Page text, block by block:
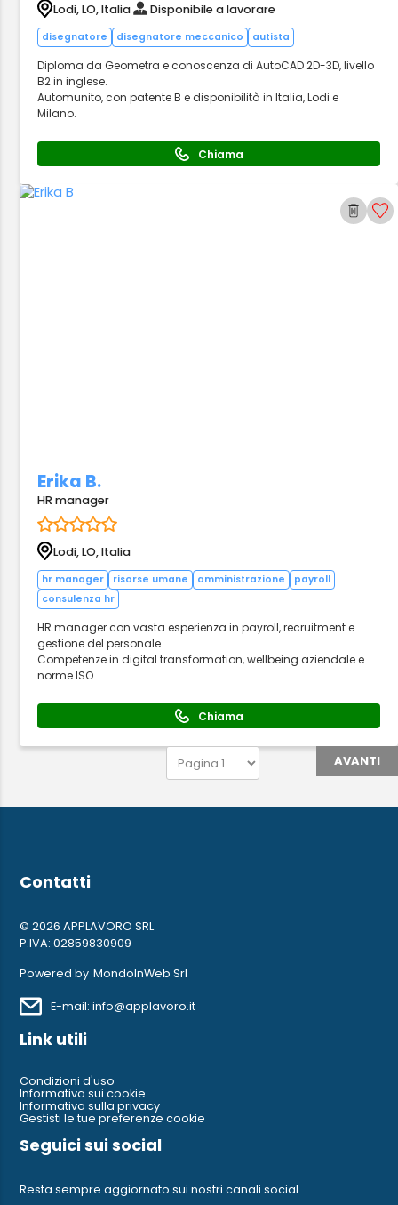
Lodi, LO, Italia Disponibile a lavorare
disegnatore disegnatore meccanico autista
Diploma da Geometra e conoscenza di AutoCAD 2D-3D, livello
B2 in inglese.
Automunito, con patente B e disponibilità in Italia, Lodi e
Milano.
Chiama
Erika B.
HR manager
Lodi, LO, Italia
hr manager risorse umane amministrazione
payroll
consulenza hr
HR manager con vasta esperienza in payroll, recruitment e
gestione del personale.
Competenze in digital transformation, wellbeing aziendale e
norme ISO.
Chiama
AVANTI
Contatti
© 2026 APPLAVORO SRL
P.IVA: 02859830909
Powered by MondoInWeb Srl
E-mail: info@applavoro.it
Link utili
Condizioni d'uso
Informativa sui cookie
Informativa sulla privacy
Gestisti le tue preferenze cookie
Seguici sui social
Resta sempre aggiornato sui nostri canali social